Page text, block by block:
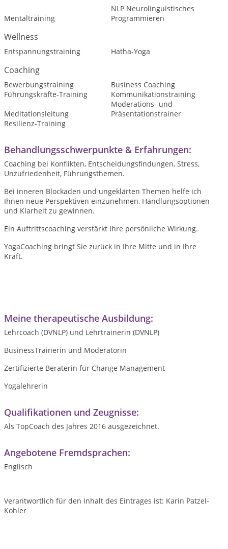
Mentaltraining
NLP Neurolinguistisches
Programmieren
Wellness
Entspannungstraining Hatha-Yoga
Coaching
Bewerbungstraining
Business Coaching
Führungskräfte-Training
Kommunikationstraining
Meditationsleitung
Moderations- und
Präsentationstrainer
Resilienz-Training
Behandlungsschwerpunkte & Erfahrungen:
Coaching bei Konflikten, Entscheidungsfindungen, Stress,
Unzufriedenheit, Führungsthemen.
Bei inneren Blockaden und ungeklärten Themen helfe ich
Ihnen neue Perspektiven einzunehmen, Handlungsoptionen
und Klarheit zu gewinnen.
Ein Auftrittscoaching verstärkt Ihre persönliche Wirkung.
YogaCoaching bringt Sie zurück in Ihre Mitte und in Ihre
Kraft.
Meine therapeutische Ausbildung:
Lehrcoach (DVNLP) und Lehrtrainerin (DVNLP)
BusinessTrainerin und Moderatorin
Zertifizierte Beraterin für Change Management
Yogalehrerin
Qualifikationen und Zeugnisse:
Als TopCoach des Jahres 2016 ausgezeichnet.
Angebotene Fremdsprachen:
Englisch
Verantwortlich für den Inhalt des Eintrages ist: Karin Patzel-
Kohler